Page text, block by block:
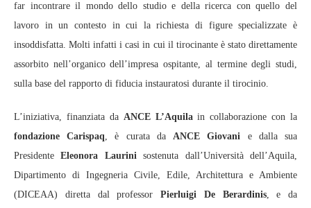
far incontrare il mondo dello studio e della ricerca con quello del
lavoro in un contesto in cui la richiesta di figure specializzate è
insoddisfatta. Molti infatti i casi in cui il tirocinante è stato direttamente
assorbito nell’organico dell’impresa ospitante, al termine degli studi,
sulla base del rapporto di fiducia instauratosi durante il tirocinio.
L’iniziativa, finanziata da ANCE L’Aquilain collaborazione con la
fondazione Carispaq, è curata daANCE Giovani e dalla sua
PresidenteEleonora Laurinisostenuta dall’Università dell’Aquila,
Dipartimento di Ingegneria Civile, Edile, Architettura e Ambiente
(DICEAA) diretta dal professor Pierluigi De Berardinis, e da